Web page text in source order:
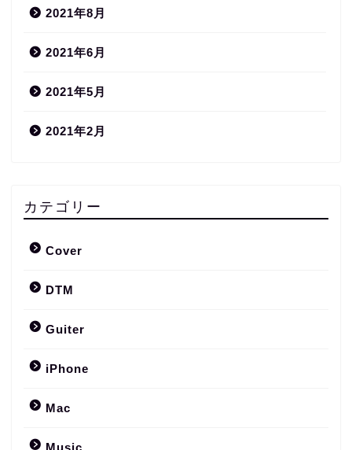
2021年8月
2021年6月
2021年5月
2021年2月
カテゴリー
Cover
DTM
Guiter
iPhone
Mac
Music